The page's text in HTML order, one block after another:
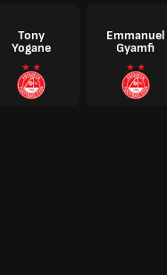
Emmanuel
Gyamfi
Tony
Yogane